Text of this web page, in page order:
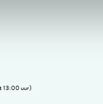
13:00 uur)